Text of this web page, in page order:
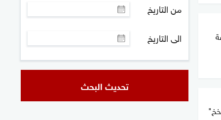
من التاريخ
الى التاريخ
تحديث البحث